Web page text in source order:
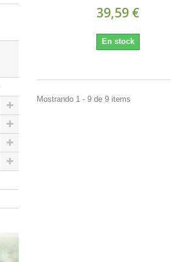
39,59 €
En stock
Mostrando 1 - 9 de 9 items